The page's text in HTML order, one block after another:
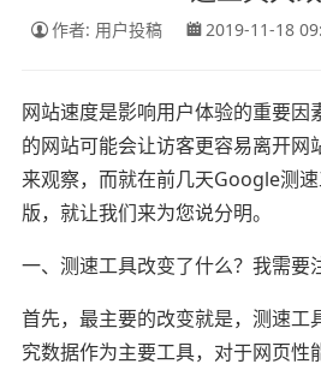
作者: 用户投稿 2019-11-18
网站速度是影响用户体验的重要因
的网站可能会让访客更容易离开网
来观察，而就在前几天Google测
版，就让我们来为您说分明。
一、测速工具改变了什么？我需要
首先，最主要的改变就是，测速工
究数据作为主要工具，对于网页性